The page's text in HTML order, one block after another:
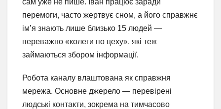
сам уже не пише. Іван працює заради
перемоги, часто жертвує сном, а його справжнє
ім’я знають лише близько 15 людей —
переважно «колеги по цеху», які теж
займаються збором інформації.
Робота каналу влаштована як справжня
мережа. Основне джерело — перевірені
людські контакти, зокрема на тимчасово